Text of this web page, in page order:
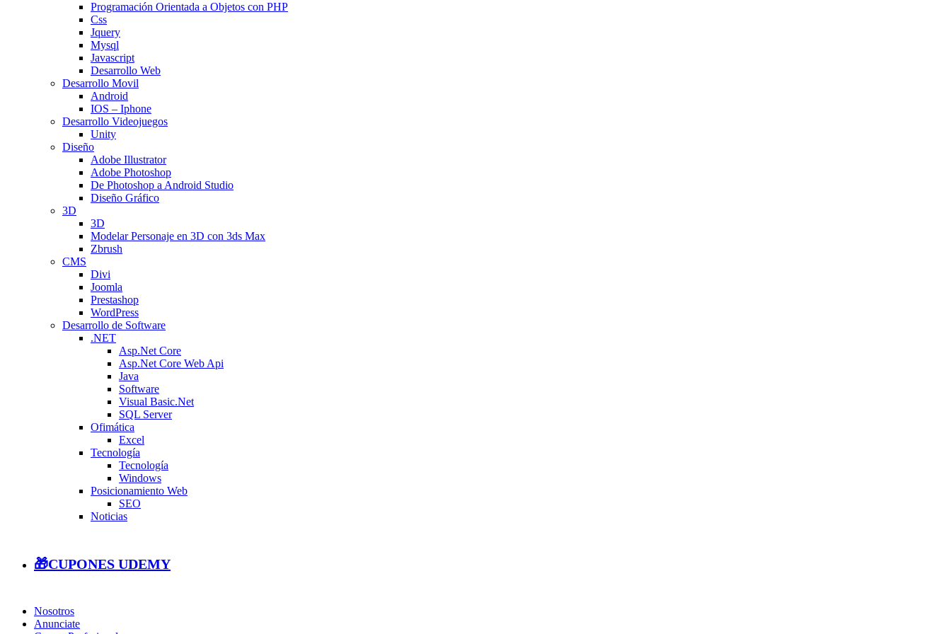
Programación Orientada a Objetos con PHP
Css
Jquery
Mysql
Javascript
Desarrollo Web
Desarrollo Movil
Android
IOS – Iphone
Desarrollo Videojuegos
Unity
Diseño
Adobe Illustrator
Adobe Photoshop
De Photoshop a Android Studio
Diseño Gráfico
3D
3D
Modelar Personaje en 3D con 3ds Max
Zbrush
CMS
Divi
Joomla
Prestashop
WordPress
Desarrollo de Software
.NET
Asp.Net Core
Asp.Net Core Web Api
Java
Software
Visual Basic.Net
SQL Server
Ofimática
Excel
Tecnología
Tecnología
Windows
Posicionamiento Web
SEO
Noticias
🎁CUPONES UDEMY
Nosotros
Anunciate